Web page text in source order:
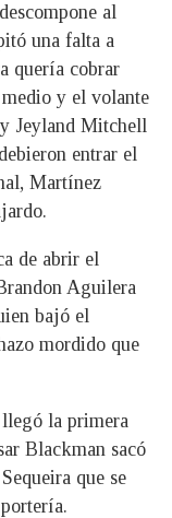
al
una falta a
quería cobrar
y el volante
Jeyland Mitchell
entrar el
Martínez
de abrir el
Aguilera
bajó el
mordido que
la primera
Blackman sacó
que se